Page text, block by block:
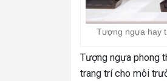
Tượng ngựa hay
Tượng ngựa phong
trang trí cho môi